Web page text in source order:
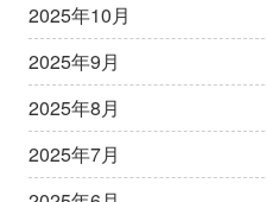
2025年10月
2025年9月
2025年8月
2025年7月